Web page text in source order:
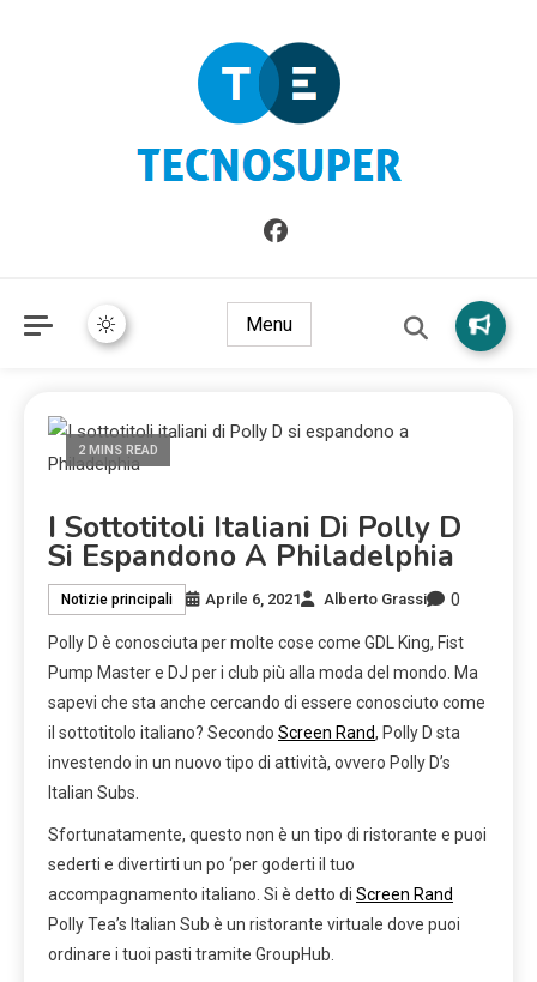
TecnoSuper.net
Informazioni sull'Italia. Seleziona gli argomenti di cui vuoi
saperne di più
Menu
2 MINS READ
I Sottotitoli Italiani Di Polly D
Si Espandono A Philadelphia
Notizie principali Aprile 6, 2021 Alberto Grassi 0
Polly D è conosciuta per molte cose come GDL King, Fist
Pump Master e DJ per i club più alla moda del mondo. Ma
sapevi che sta anche cercando di essere conosciuto come
il sottotitolo italiano? Secondo Screen Rand, Polly D sta
investendo in un nuovo tipo di attività, ovvero Polly D’s
Italian Subs.
Sfortunatamente, questo non è un tipo di ristorante e puoi
sederti e divertirti un po ‘per goderti il ​​tuo
accompagnamento italiano. Si è detto di Screen Rand
Polly Tea’s Italian Sub è un ristorante virtuale dove puoi
ordinare i tuoi pasti tramite GroupHub.